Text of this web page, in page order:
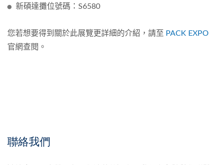
新碩達攤位號碼：S6580
您若想要得到關於此展覽更詳細的介紹，請至 PACK EXPO
官網查閱。